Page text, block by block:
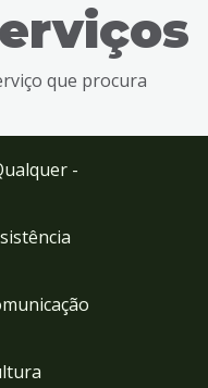
que procura
-